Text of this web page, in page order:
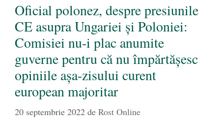
Oficial polonez, despre presiunile
CE asupra Ungariei și Poloniei:
Comisiei nu-i plac anumite
guverne pentru că nu împărtăşesc
opiniile aşa-zisului curent
european majoritar
20 septembrie 2022 de Rost Online